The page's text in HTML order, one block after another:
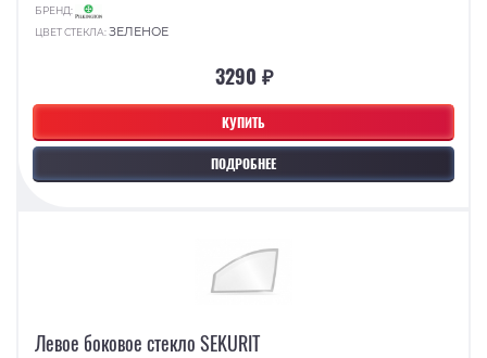
КУПИТЬ
ПОДРОБНЕЕ
БРЕНД:
ЦВЕТ СТЕКЛА:ЗЕЛЕНОЕ
3290 ₽
Левое боковое стекло SEKURIT